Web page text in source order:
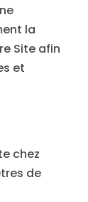
la
Site afin
et
chez
de